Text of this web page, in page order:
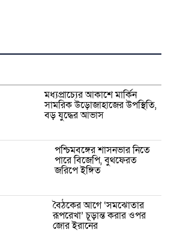
মধ্যপ্রাচ্যের আকাশে মার্কিন
সামরিক উড়োজাহাজের উপস্থিতি,
বড় যুদ্ধের আভাস
পশ্চিমবঙ্গের শাসনভার নিতে
পারে বিজেপি, বুথফেরত
জরিপে ইঙ্গিত
বৈঠকের আগে ‘সমঝোতার
রূপরেখা’ চূড়ান্ত করার ওপর
জোর ইরানের